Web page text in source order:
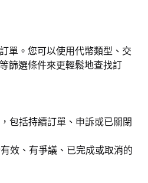
單。您可以使用代幣類型、交
篩選條件來更輕鬆地查找訂
包括持續訂單、申訴或已關閉
效、有爭議、已完成或取消的